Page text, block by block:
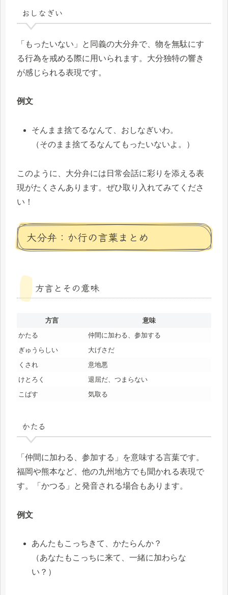
おしなぎい
「もったいない」と同義の大分弁で、物を無駄にす
る行為を戒める際に用いられます。大分独特の響き
が感じられる表現です。
例文
そんまま捨てるなんて、おしなぎいわ。
（そのまま捨てるなんてもったいないよ。）
このように、大分弁には日常会話に彩りを添える表
現がたくさんあります。ぜひ取り入れてみてくださ
い！
大分弁：か行の言葉まとめ
方言とその意味
方言
意味
かたる
仲間に加わる、参加する
ぎゅうらしい
大げさだ
くされ
意地悪
けとろく
退屈だ、つまらない
こばす
気取る
かたる
「仲間に加わる、参加する」を意味する言葉です。
福岡や熊本など、他の九州地方でも聞かれる表現で
す。「かつる」と発音される場合もあります。
例文
あんたもこっちきて、かたらんか？
（あなたもこっちに来て、一緒に加わらな
い？）